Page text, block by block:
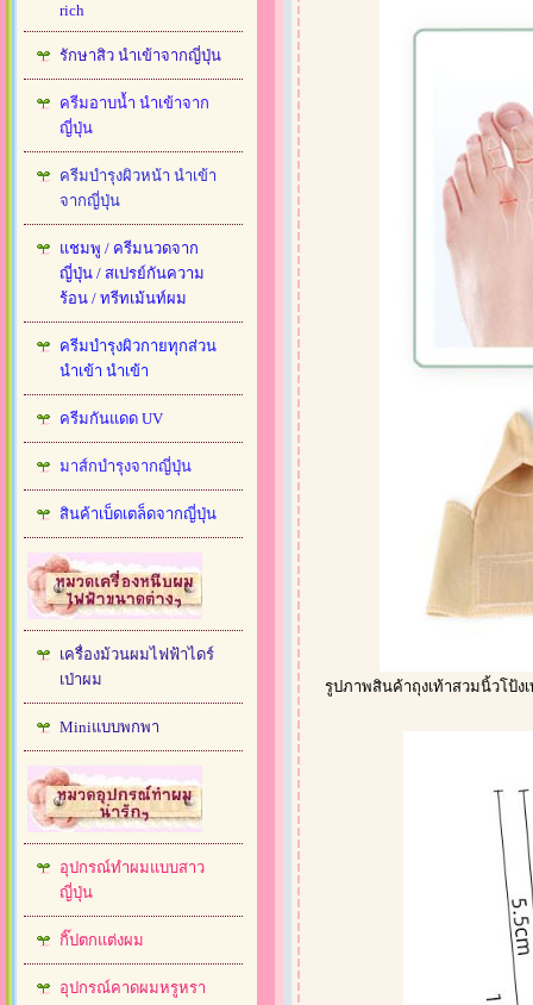
rich
รักษาสิว นำเข้าจากญี่ปุ่น
ครีมอาบน้ำ นำเข้าจาก
ญี่ปุ่น
ครีมบำรุงผิวหน้า นำเข้า
จากญี่ปุ่น
แชมพู / ครีมนวดจาก
ญี่ปุ่น / สเปรย์กันความ
ร้อน / ทรีทเม้นท์ผม
ครีมบำรุงผิวกายทุกส่วน
นำเข้า นำเข้า
ครีมกันแดด UV
มาส์กบำรุงจากญี่ปุ่น
สินค้าเบ็ดเตล็ดจากญี่ปุ่น
เครื่องม้วนผมไฟฟ้าไดร์
เป่าผม
Miniแบบพกพา
อุปกรณ์ทำผมแบบสาว
ญี่ปุ่น
กิ๊ปตกแต่งผม
อุปกรณ์คาดผมหรูหรา
รูปภาพสินค้าถุงเท้าสวมนิ้วโป้งเ